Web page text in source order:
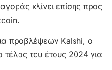
κλίνει επίσης προς
προβλέψεων Kalshi, ο
τέλος του έτους 2024 για